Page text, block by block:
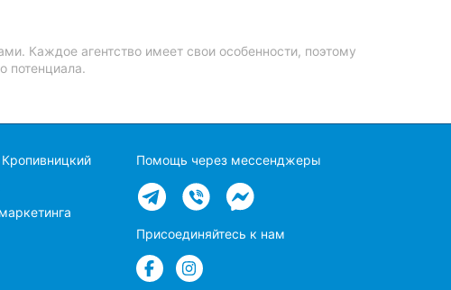
Каждое агентство имеет свои особенности, поэтому
потенциала.
Помощь через мессенджеры
Присоединяйтесь к нам